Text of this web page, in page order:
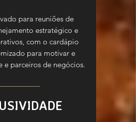
para reuniões de
estratégico e
com o cardápio
para motivar e
e parceiros de negócios.